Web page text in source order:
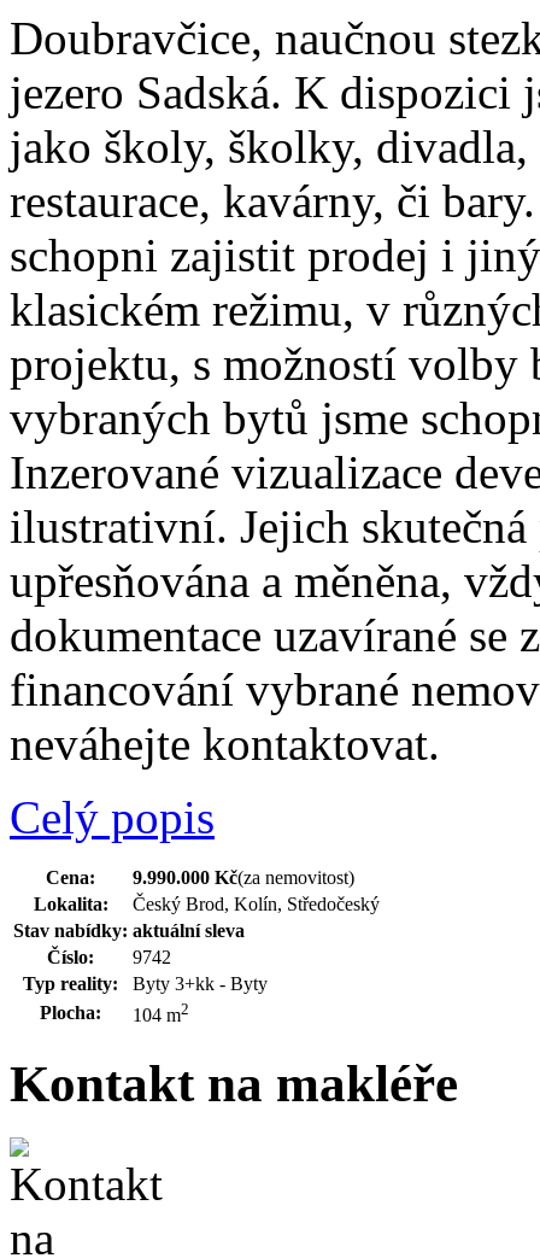
Doubravčice, naučnou
jezero Sadská. K dispozici
jako školy, školky,
restaurace, kavárny, či
schopni zajistit prodej i
klasickém režimu, v
projektu, s možností volby
vybraných bytů jsme
Inzerované vizualizace
ilustrativní. Jejich
upřesňována a měněna,
dokumentace uzavírané se
financování vybrané
neváhejte kontaktovat.
Celý popis
Cena: 9.990.000 Kč(za nemovitost)
Lokalita:
Český Brod, Kolín, Středočeský
Stav nabídky: aktuální sleva
Číslo:
9742
Typ reality:
Byty 3+kk - Byty
Plocha:
104 m2
Kontakt na makléře